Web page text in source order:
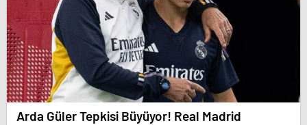
Arda Güler Tepkisi Büyüyor! Real Madrid